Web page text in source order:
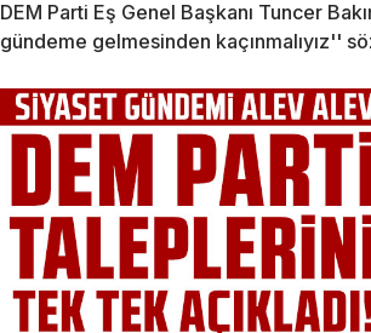
DEM Parti Eş Genel Başkanı Tuncer
gündeme gelmesinden kaçınmalıyız''